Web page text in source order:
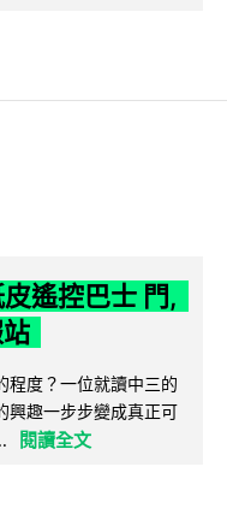
遙控巴士 門,
程度？一位就讀中三的
興趣一步步變成真正可
閱讀全文